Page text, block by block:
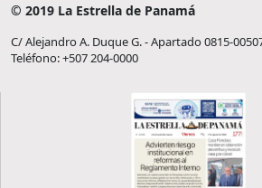
© 2019 La Estrella de Panamá
C/ Alejandro A. Duque G. - Apartado 0815-
Teléfono: +507 204-0000